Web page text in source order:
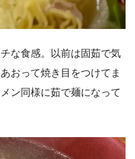
な食感。以前は固茹で気
おって焼き目をつけてま
ン同様に茹で麺になって